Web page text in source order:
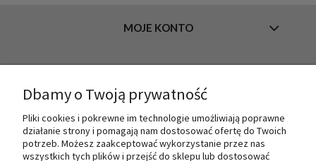
MOJE KONTO
O NAS
Dbamy o Twoją prywatność
Pliki cookies i pokrewne im technologie umożliwiają poprawne
działanie strony i pomagają nam dostosować ofertę do Twoich
potrzeb. Możesz zaakceptować wykorzystanie przez nas
wszystkich tych plików i przejść do sklepu lub dostosować